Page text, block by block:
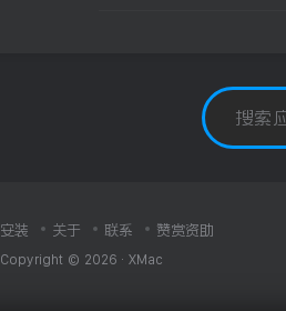
安装 关于 联系 赞赏资助
Copyright © 2026 · XMac